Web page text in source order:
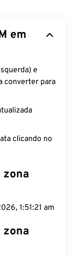
em
e
converter para
clicando no
zona
1:51:22